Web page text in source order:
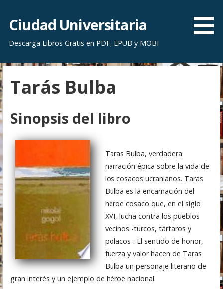
r
a
l
c
o
n
e
n
i
d
o
Ciudad Universitaria
Descarga Libros Gratis en PDF, EPUB y MOBI
Tarás Bulba
Sinopsis del libro
Taras Bulba, verdadera
narración épica sobre la vida de
los cosacos ucranianos. Taras
Bulba es la encarnación del
héroe cosaco que, en el siglo
XVI, lucha contra los pueblos
vecinos -turcos, tártaros y
polacos-. El sentido de honor,
fuerza y valor hacen de Taras
Bulba un personaje literario de
gran interés y un ejemplo de héroe nacional.